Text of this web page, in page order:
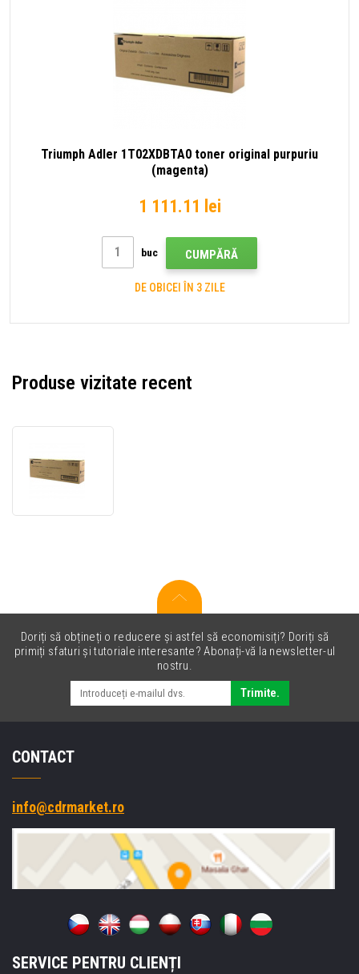
Triumph Adler 1T02XDBTA0 toner original purpuriu
(magenta)
1 111.11 lei
buc CUMPĂRĂ
DE OBICEI ÎN 3 ZILE
Produse vizitate recent
original
Doriți să obțineți o reducere și astfel să economisiți? Doriți să
primiți sfaturi și tutoriale interesante? Abonați-vă la newsletter-ul
nostru.
Trimite.
CONTACT
info@cdrmarket.ro
SERVICE PENTRU CLIENȚI